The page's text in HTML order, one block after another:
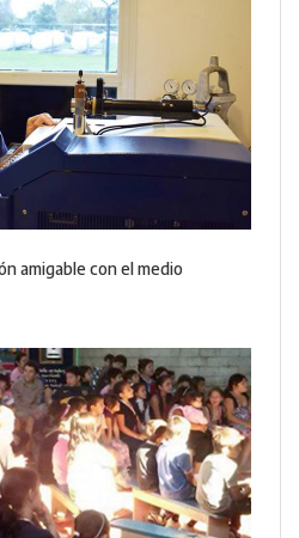
amigable con el medio